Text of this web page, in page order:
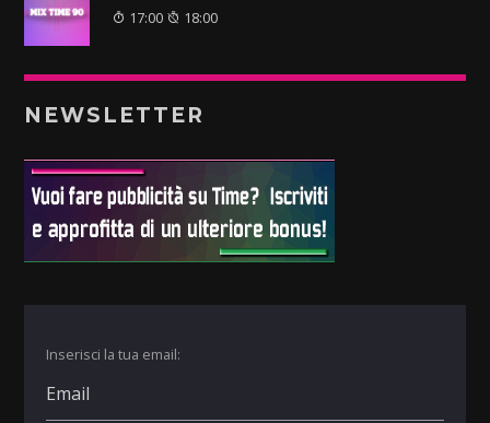
17:00 18:00
NEWSLETTER
Inserisci la tua email: